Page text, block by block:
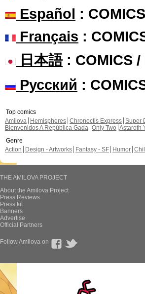
Español :
Français :
日本語: COMICS /
Русский :
Top comics
Amilova
Hemispheres Chronoctis Express Super
Bienvenidos A República Gada Only Two Astaroth
Genre
Action
Design - Artworks Fantasy - SF Humor
THE AMILOVA PROJECT
About the Amilova Project
Press Reviews
Press kit
Banners
Advertise
Official Partners
Follow Amilova on